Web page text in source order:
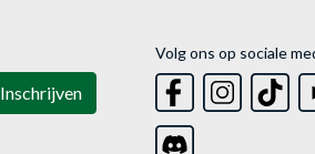
Inschrijven
Volg ons op sociale